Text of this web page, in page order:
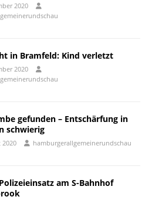
2020
in Bramfeld: Kind verletzt
2020
gefunden – Entschärfung in
schwierig
2020 hamburgerallgemeinerundschau
am S-Bahnhof